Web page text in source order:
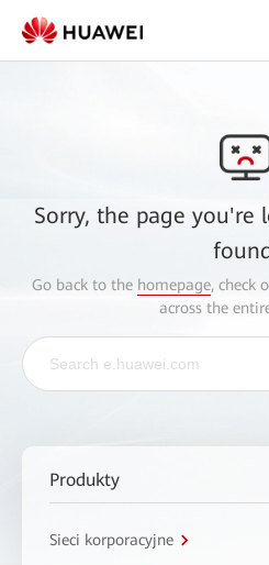
Sorry, the page you're
Go back to the homepage, check
across the
Produkty
Sieci korporacyjne